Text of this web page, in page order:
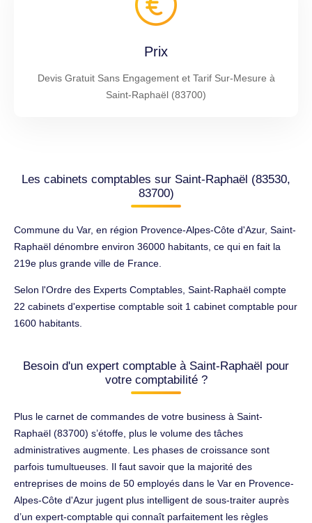
Prix
Devis Gratuit Sans Engagement et Tarif Sur-Mesure à
Saint-Raphaël (83700)
Les cabinets comptables sur Saint-Raphaël (83530,
83700)
Commune du Var, en région Provence-Alpes-Côte d'Azur, Saint-
Raphaël dénombre environ 36000 habitants, ce qui en fait la
219e plus grande ville de France.
Selon l'Ordre des Experts Comptables, Saint-Raphaël compte
22 cabinets d'expertise comptable soit 1 cabinet comptable pour
1600 habitants.
Besoin d'un expert comptable à Saint-Raphaël pour
votre comptabilité ?
Plus le carnet de commandes de votre business à Saint-
Raphaël (83700) s’étoffe, plus le volume des tâches
administratives augmente. Les phases de croissance sont
parfois tumultueuses. Il faut savoir que la majorité des
entreprises de moins de 50 employés dans le Var en Provence-
Alpes-Côte d'Azur jugent plus intelligent de sous-traiter auprès
d’un expert-comptable qui connaît parfaitement les règles